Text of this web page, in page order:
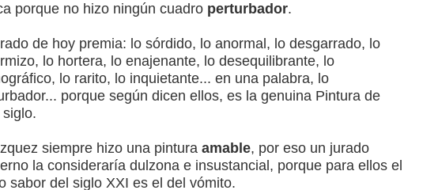
porque no hizo ningún cuadro perturbador.
de hoy premia: lo sórdido, lo anormal, lo desgarrado, lo
lo hortera, lo enajenante, lo desequilibrante, lo
lo rarito, lo inquietante... en una palabra, lo
porque según dicen ellos, es la genuina Pintura de
siglo.
siempre hizo una pintura amable, por eso un jurado
la consideraría dulzona e insustancial, porque para ellos el
sabor del siglo XXI es el del vómito.